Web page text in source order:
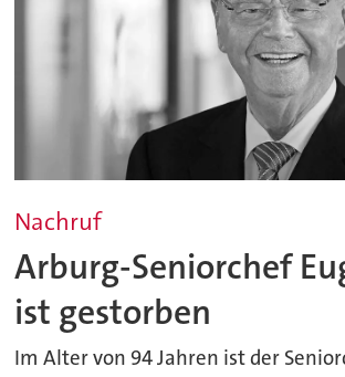
Nachruf
Arburg-Seniorchef
ist gestorben
Im Alter von 94 Jahren ist der